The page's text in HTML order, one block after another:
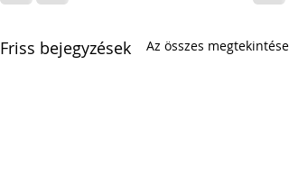
Friss bejegyzések Az összes megtekintése